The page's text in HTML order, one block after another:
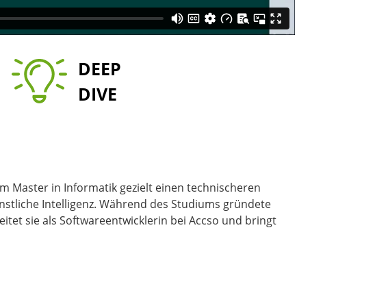
DEEP
DIVE
Master in Informatik gezielt einen technischeren
Intelligenz. Während des Studiums gründete
sie als Softwareentwicklerin bei Accso und bringt